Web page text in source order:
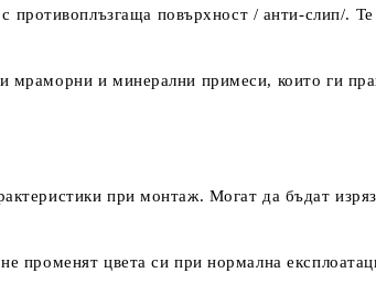
противоплъзгаща повърхност / анти-слип/.
мраморни и минерални примеси, които ги
при монтаж. Могат да бъдат
променят цвета си при нормална